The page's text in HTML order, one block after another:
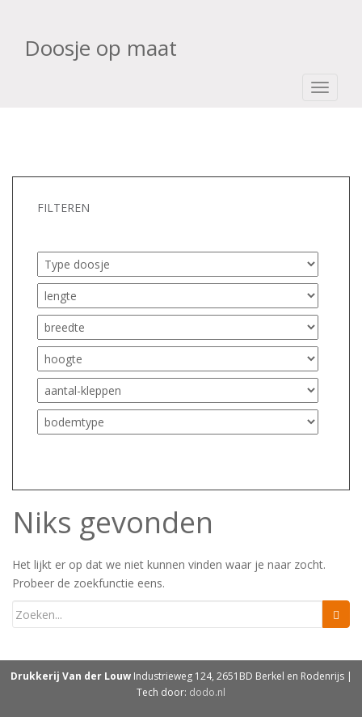
Doosje op maat
FILTEREN
Niks gevonden
Het lijkt er op dat we niet kunnen vinden waar je naar zocht.
Probeer de zoekfunctie eens.
Drukkerij Van der LouwIndustrieweg 124, 2651BD Berkel en Rodenrijs |
Tech door: dodo.nl